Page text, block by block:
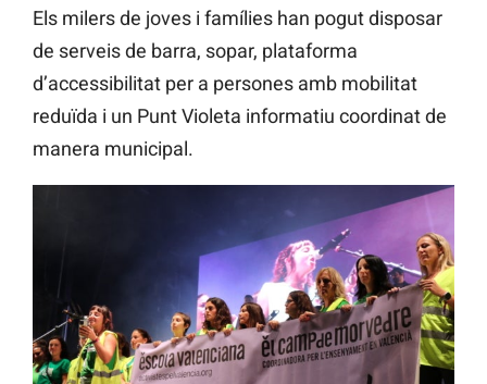
Els milers de joves i famílies han pogut disposar
de serveis de barra, sopar, plataforma
d’accessibilitat per a persones amb mobilitat
reduïda i un Punt Violeta informatiu coordinat de
manera municipal.